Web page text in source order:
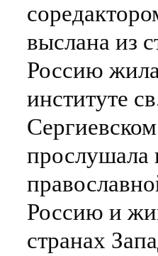
выслана из
Россию
институте
прослушала
Россию и
странах